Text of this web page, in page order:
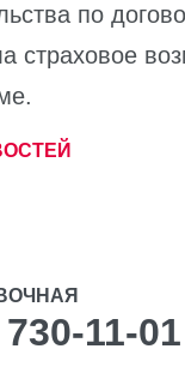
по
страховое
11-01